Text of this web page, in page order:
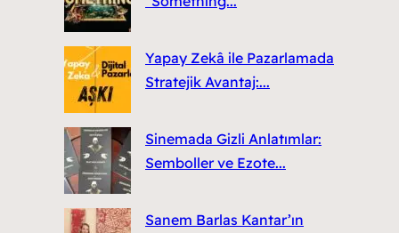
Yapay Zekâ ile Pazarlamada
Stratejik Avantaj:...
Sinemada Gizli Anlatımlar:
Semboller ve Ezote...
Sanem Barlas Kantar’ın